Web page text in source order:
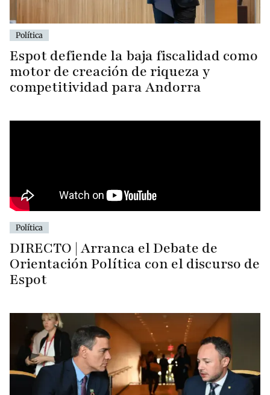
Política
Espot defiende la baja fiscalidad como
motor de creación de riqueza y
competitividad para Andorra
Política
DIRECTO | Arranca el Debate de
Orientación Política con el discurso de
Espot